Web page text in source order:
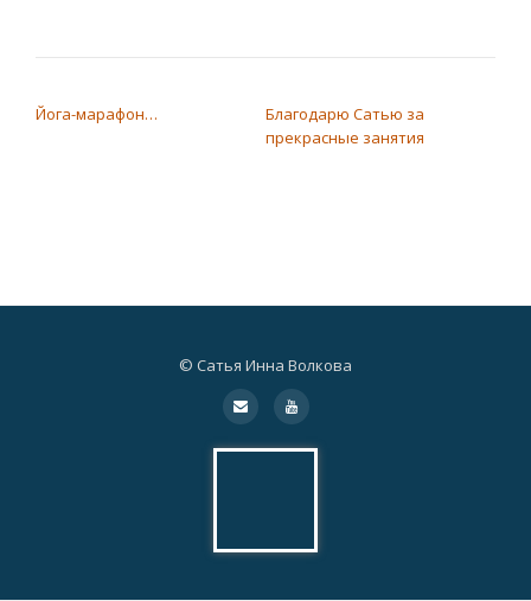
Йога-марафон…
Благодарю Сатью за
прекрасные занятия
© Сатья Инна Волкова
Дополнительное
fa-
envelope
fa-
youtube